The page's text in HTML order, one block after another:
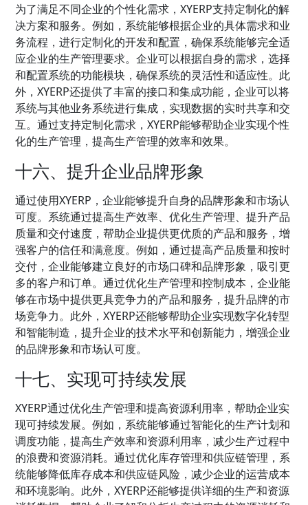
为了满足不同企业的个性化需求，XYERP支持定制化的解
决方案和服务。例如，系统能够根据企业的具体需求和业
务流程，进行定制化的开发和配置，确保系统能够完全适
应企业的生产管理要求。企业可以根据自身的需求，选择
和配置系统的功能模块，确保系统的灵活性和适应性。此
外，XYERP还提供了丰富的接口和集成功能，企业可以将
系统与其他业务系统进行集成，实现数据的实时共享和交
互。通过支持定制化需求，XYERP能够帮助企业实现个性
化的生产管理，提高生产管理的效率和效果。
十六、提升企业品牌形象
通过使用XYERP，企业能够提升自身的品牌形象和市场认
可度。系统通过提高生产效率、优化生产管理、提升产品
质量和交付速度，帮助企业提供更优质的产品和服务，增
强客户的信任和满意度。例如，通过提高产品质量和按时
交付，企业能够建立良好的市场口碑和品牌形象，吸引更
多的客户和订单。通过优化生产管理和控制成本，企业能
够在市场中提供更具竞争力的产品和服务，提升品牌的市
场竞争力。此外，XYERP还能够帮助企业实现数字化转型
和智能制造，提升企业的技术水平和创新能力，增强企业
的品牌形象和市场认可度。
十七、实现可持续发展
XYERP通过优化生产管理和提高资源利用率，帮助企业实
现可持续发展。例如，系统能够通过智能化的生产计划和
调度功能，提高生产效率和资源利用率，减少生产过程中
的浪费和资源消耗。通过优化库存管理和供应链管理，系
统能够降低库存成本和供应链风险，减少企业的运营成本
和环境影响。此外，XYERP还能够提供详细的生产和资源